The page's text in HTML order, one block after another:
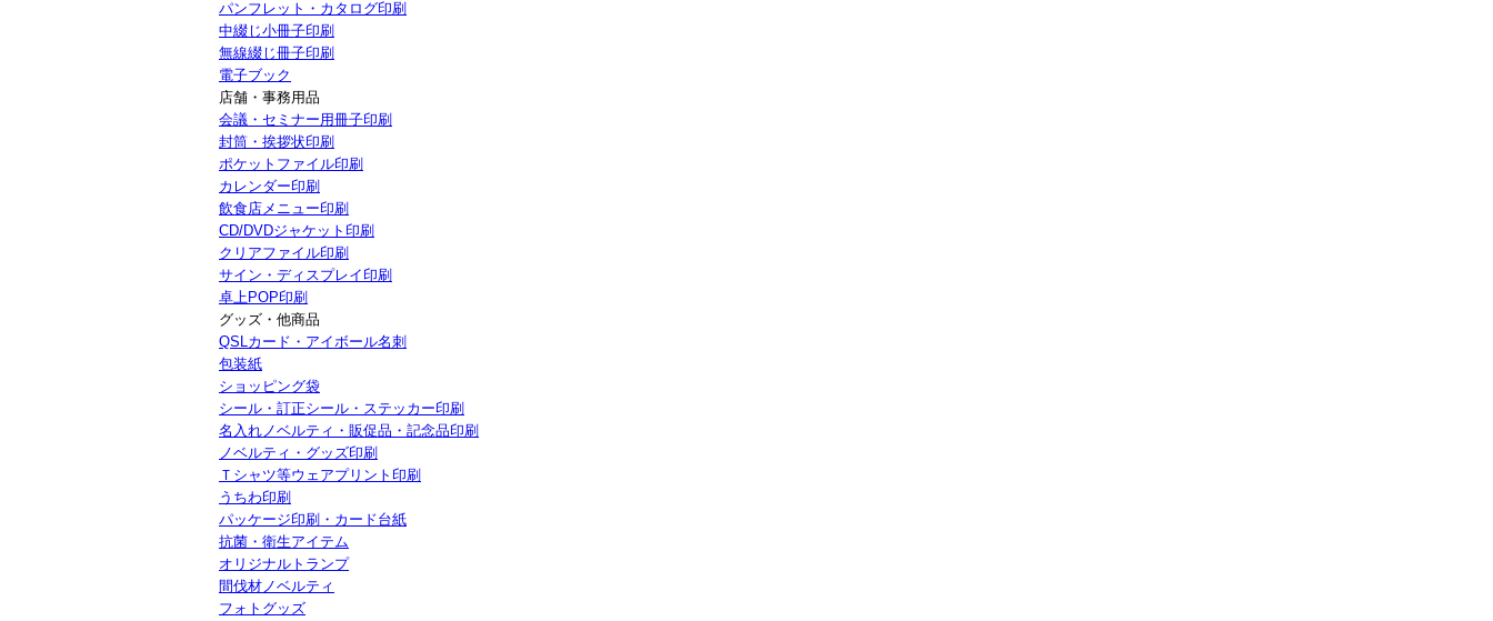
パンフレット・カタログ印刷
中綴じ小冊子印刷
無線綴じ冊子印刷
電子ブック
店舗・事務用品
会議・セミナー用冊子印刷
封筒・挨拶状印刷
ポケットファイル印刷
カレンダー印刷
飲食店メニュー印刷
CD/DVDジャケット印刷
クリアファイル印刷
サイン・ディスプレイ印刷
卓上POP印刷
グッズ・他商品
QSLカード・アイボール名刺
包装紙
ショッピング袋
シール・訂正シール・ステッカー印刷
名入れノベルティ・販促品・記念品印刷
ノベルティ・グッズ印刷
Ｔシャツ等ウェアプリント印刷
うちわ印刷
パッケージ印刷・カード台紙
抗菌・衛生アイテム
オリジナルトランプ
間伐材ノベルティ
フォトグッズ